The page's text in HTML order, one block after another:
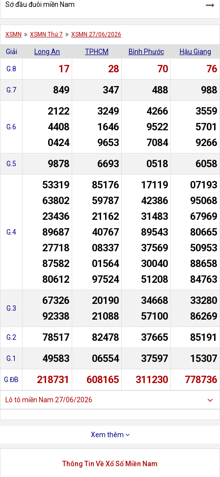
Sớ đầu đuôi miền Nam
XSMN XSMN Thứ 7 XSMN 27/06/2026
Giải Long An TPHCM Bình Phước Hậu Giang
G.8 17 28 70 76
G.7 849 347 488 988
G.6
2122
4408
0424
3249
1646
9653
4266
9522
7084
3559
5701
9266
G.5 9878 6693 0518 6058
G.4
53319
63802
23436
89687
27718
87582
80612
85176
59787
21162
40767
08337
01564
97524
17119
42386
31483
89543
37569
30040
51208
07193
95068
67969
80665
50953
88658
84763
G.3
67326
92338
20190
21088
34668
57100
33280
86269
G.2 78517 82478 37665 85191
G.1 49583 06554 37597 15307
G.ĐB 218731 608165 311230 778736
Lô tô miền Nam 27/06/2026
Xem thêm
Thông Tin Về Xổ Số Miền Nam